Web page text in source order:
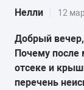
Нелли 12
Добрый вечер,
Почему после
отсеке и
перечень